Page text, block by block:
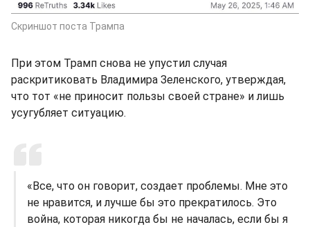
Скриншот поста Трампа
При этом Трамп снова не упустил случая
раскритиковать Владимира Зеленского, утверждая,
что тот «не приносит пользы своей стране» и лишь
усугубляет ситуацию.
«Все, что он говорит, создает проблемы. Мне это
не нравится, и лучше бы это прекратилось. Это
война, которая никогда бы не началась, если бы я